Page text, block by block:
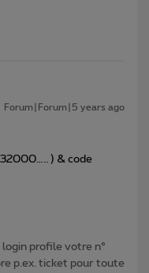
Forum|Forum|5 years ago
) & code
profile votre n°
p.ex. ticket pour toute